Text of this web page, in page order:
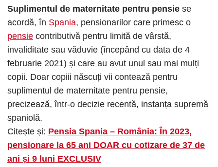
Suplimentul de maternitate pentru pensie se
acordă, în Spania, pensionarilor care primesc o
pensie contributivă pentru limită de vârstă,
invaliditate sau văduvie (începând cu data de 4
februarie 2021) și care au avut unul sau mai mulți
copii. Doar copiii născuți vii contează pentru
suplimentul de maternitate pentru pensie,
precizează, într-o decizie recentă, instanța supremă
spaniolă.
Citește și: Pensia Spania – România: În 2023,
pensionare la 65 ani DOAR cu cotizare de 37 de
ani și 9 luni EXCLUSIV